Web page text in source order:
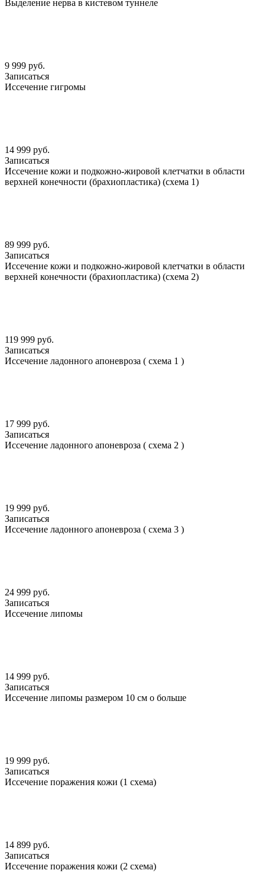
Выделение нерва в кистевом туннеле
9 999 руб.
Записаться
Иссечение гигромы
14 999 руб.
Записаться
Иссечение кожи и подкожно-жировой клетчатки в области
верхней конечности (брахиопластика) (схема 1)
89 999 руб.
Записаться
Иссечение кожи и подкожно-жировой клетчатки в области
верхней конечности (брахиопластика) (схема 2)
119 999 руб.
Записаться
Иссечение ладонного апоневроза ( схема 1 )
17 999 руб.
Записаться
Иссечение ладонного апоневроза ( схема 2 )
19 999 руб.
Записаться
Иссечение ладонного апоневроза ( схема 3 )
24 999 руб.
Записаться
Иссечение липомы
14 999 руб.
Записаться
Иссечение липомы размером 10 см о больше
19 999 руб.
Записаться
Иссечение поражения кожи (1 схема)
14 899 руб.
Записаться
Иссечение поражения кожи (2 схема)